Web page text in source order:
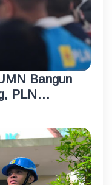
Bangun
PLN
Rumah